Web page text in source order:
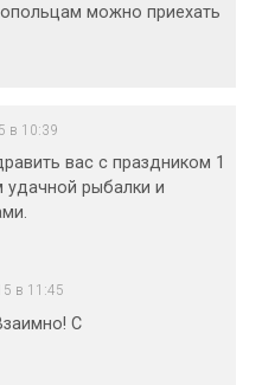
можно приехать
в 10:39
вас с праздником 1
рыбалки и
в 11:45
С